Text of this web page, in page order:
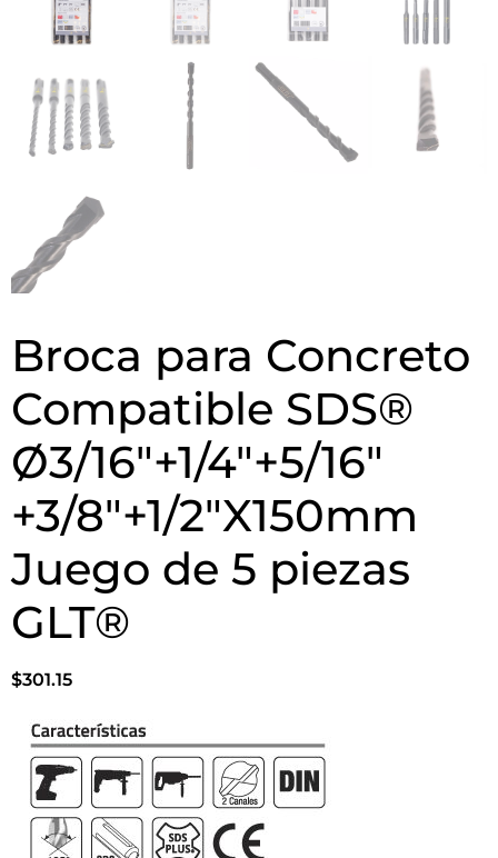
Broca para Concreto
Compatible SDS®
Ø3/16″+1/4″+5/16″
+3/8″+1/2″X150mm
Juego de 5 piezas
GLT®
$301.15